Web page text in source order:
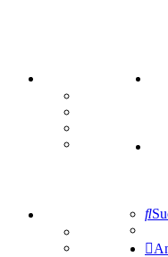
Mastodon
Tipprunde
Comunio